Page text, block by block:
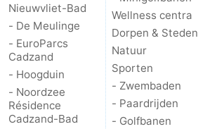
Nieuwvliet-Bad
- De Meulinge
- EuroParcs
Cadzand
- Hoogduin
- Noordzee
Résidence
Cadzand-Bad
Wellness centra
Dorpen & Steden
Natuur
Sporten
- Zwembaden
- Paardrijden
- Golfbanen